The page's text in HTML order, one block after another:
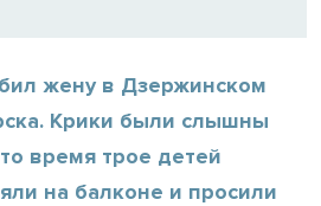
жену в Дзержинском
Крики были слышны
время трое детей
на балконе и просили